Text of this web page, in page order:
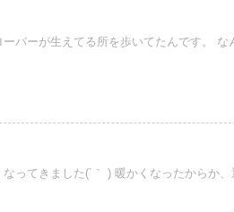
バーが生えてる所を歩いてたんです。 な
ってきました(´｀ ) 暖かくなったからか